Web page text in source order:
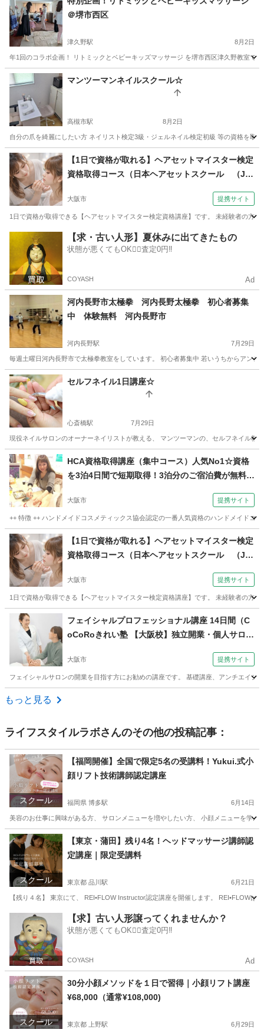
＠堺市西区
津久野駅 8月2日
年1回のコラボ企画！ リトミックとベビーキッズマッサージ を堺市西区津久野教室で
大阪 堺市 ベビーマッサージ 先生
マンツーマンネイルスクール☆
高槻市駅 8月2日
自分の爪を綺麗にしたい方 ネイリスト検定3級・ジェルネイル検定初級 等の資格を取
大阪 高槻市 高槻市駅 ネイル マンツーマン
【1日で資格が取れる】ヘアセットマイスター検定
資格取得コース（日本ヘアセットスクール （Ja
しながら学べる♪）
大阪市 提携サイト
1日で資格が取得できる【ヘアセットマイスター検定資格講座】です。 未経験者の方
ヘアメイク
【求・古い人形】夏休みに出てきたもの
状態が悪くてもOK🙆‍♀️査定0円‼️
COYASH Ad
河内長野市太極拳 河内長野太極拳 初心者募集
中 体験無料 河内長野市
河内長野駅 7月29日
毎週土曜日河内長野市で太極拳教室をしています。 初心者募集中 若いうちからアン
大阪 河内長野市 河内長野駅 その他
セルフネイル1日講座☆
心斎橋駅 7月29日
現役ネイルサロンのオーナーネイリストが教える、 マンツーマンの、セルフネイル
大阪 大阪市 心斎橋駅 ネイル
HCA資格取得講座（集中コース）人気No1☆資格
を3泊4日間で短期取得！3泊分のご宿泊費が無料
A認定校 EternoBela（エテルノベーラ））
大阪市 提携サイト
++ 特徴 ++ ハンドメイドコスメティックス協会認定の一番人気資格のハンドメイドコ
大阪 大阪市 エステ
【1日で資格が取れる】ヘアセットマイスター検定
資格取得コース（日本ヘアセットスクール （Ja
しながら学べる♪）
大阪市 提携サイト
1日で資格が取得できる【ヘアセットマイスター検定資格講座】です。 未経験者の方
大阪 大阪市 ヘアメイク
フェイシャルプロフェッショナル講座 14日間（C
oCoRoきれい塾 【大阪校】独立開業・個人サロン
大阪市 提携サイト
フェイシャルサロンの開業を目指す方にお勧めの講座です。 基礎講座、アンチエイ
大阪 大阪市
もっと見る
ライフスタイルラボさんのその他の投稿記事：
スクール
【福岡開催】全国で限定5名の受講料！Yukui.式小
顔リフト技術講師認定講座
福岡県 博多駅 6月14日
美容のお仕事に興味がある方、 サロンメニューを増やしたい方、 小顔メニューを学
福岡 福岡市 博多駅 リフトアップ
スクール
【東京・蒲田】残り4名！ヘッドマッサージ講師認
定講座｜限定受講料
東京都 品川駅 6月21日
【残り４名】 東京にて、 REI•FLOW Instructor認定講座を開催します。 REI•FLOW
江東区 品川駅 美容健康 講座
【求】古い人形譲ってくれませんか？
状態が悪くてもOK🙆‍♀️査定0円‼️
COYASH Ad
スクール
30分小顔メソッドを１日で習得｜小顔リフト講座
¥68,000（通常¥108,000)
東京都 上野駅 6月29日